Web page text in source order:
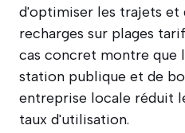
d'optimiser les trajets et
recharges sur plages
cas concret montre que
station publique et de
entreprise locale réduit
taux d'utilisation.